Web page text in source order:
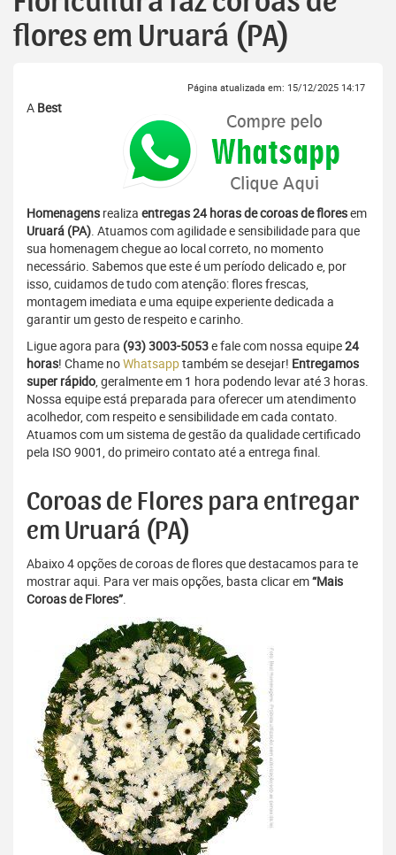
flores em Uruará (PA)
Página atualizada em: 15/12/2025 14:17
A Best
Homenagens realiza entregas 24 horas de coroas de floresem
Uruará (PA). Atuamos com agilidade e sensibilidade para que
sua homenagem chegue ao local correto, no momento
necessário. Sabemos que este é um período delicado e, por
isso, cuidamos de tudo com atenção: flores frescas,
montagem imediata e uma equipe experiente dedicada a
garantir um gesto de respeito e carinho.
Ligue agora para (93) 3003-5053e fale com nossa equipe24
horas! Chame noWhatsapptambém se desejar! Entregamos
super rápido, geralmente em 1 hora podendo levar até 3 horas.
Nossa equipe está preparada para oferecer um atendimento
acolhedor, com respeito e sensibilidade em cada contato.
Atuamos com um sistema de gestão da qualidade certificado
pela ISO 9001, do primeiro contato até a entrega final.
Coroas de Flores para entregar
em Uruará (PA)
Abaixo 4 opções de coroas de flores que destacamos para te
mostrar aqui. Para ver mais opções, basta clicar em“Mais
Coroas de Flores”.